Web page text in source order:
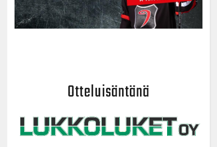
Otteluisäntänä